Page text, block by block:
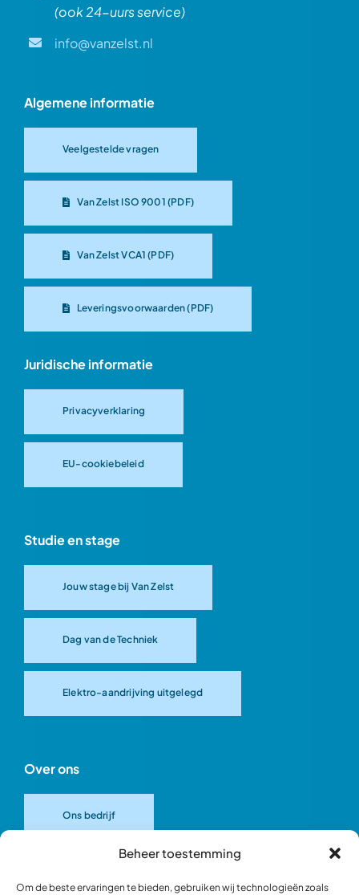
Beheer toestemming
Om de beste ervaringen te bieden, gebruiken wij technologieën zoals
(ook 24-uurs service)
info@vanzelst.nl
Algemene informatie
Veelgestelde vragen
Van Zelst ISO 9001 (PDF)
Van Zelst VCA1 (PDF)
Leveringsvoorwaarden (PDF)
Juridische informatie
Privacyverklaring
EU-cookiebeleid
Studie en stage
Jouw stage bij Van Zelst
Dag van de Techniek
Elektro-aandrijving uitgelegd
Over ons
Ons bedrijf